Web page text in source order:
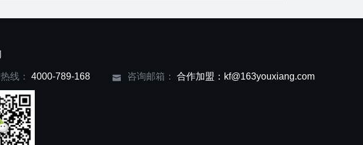
线： 4000-789-168 咨询邮箱： 合作加盟：kf@163youxiang.com